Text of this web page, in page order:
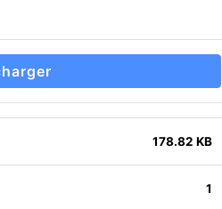
178.82 KB
1